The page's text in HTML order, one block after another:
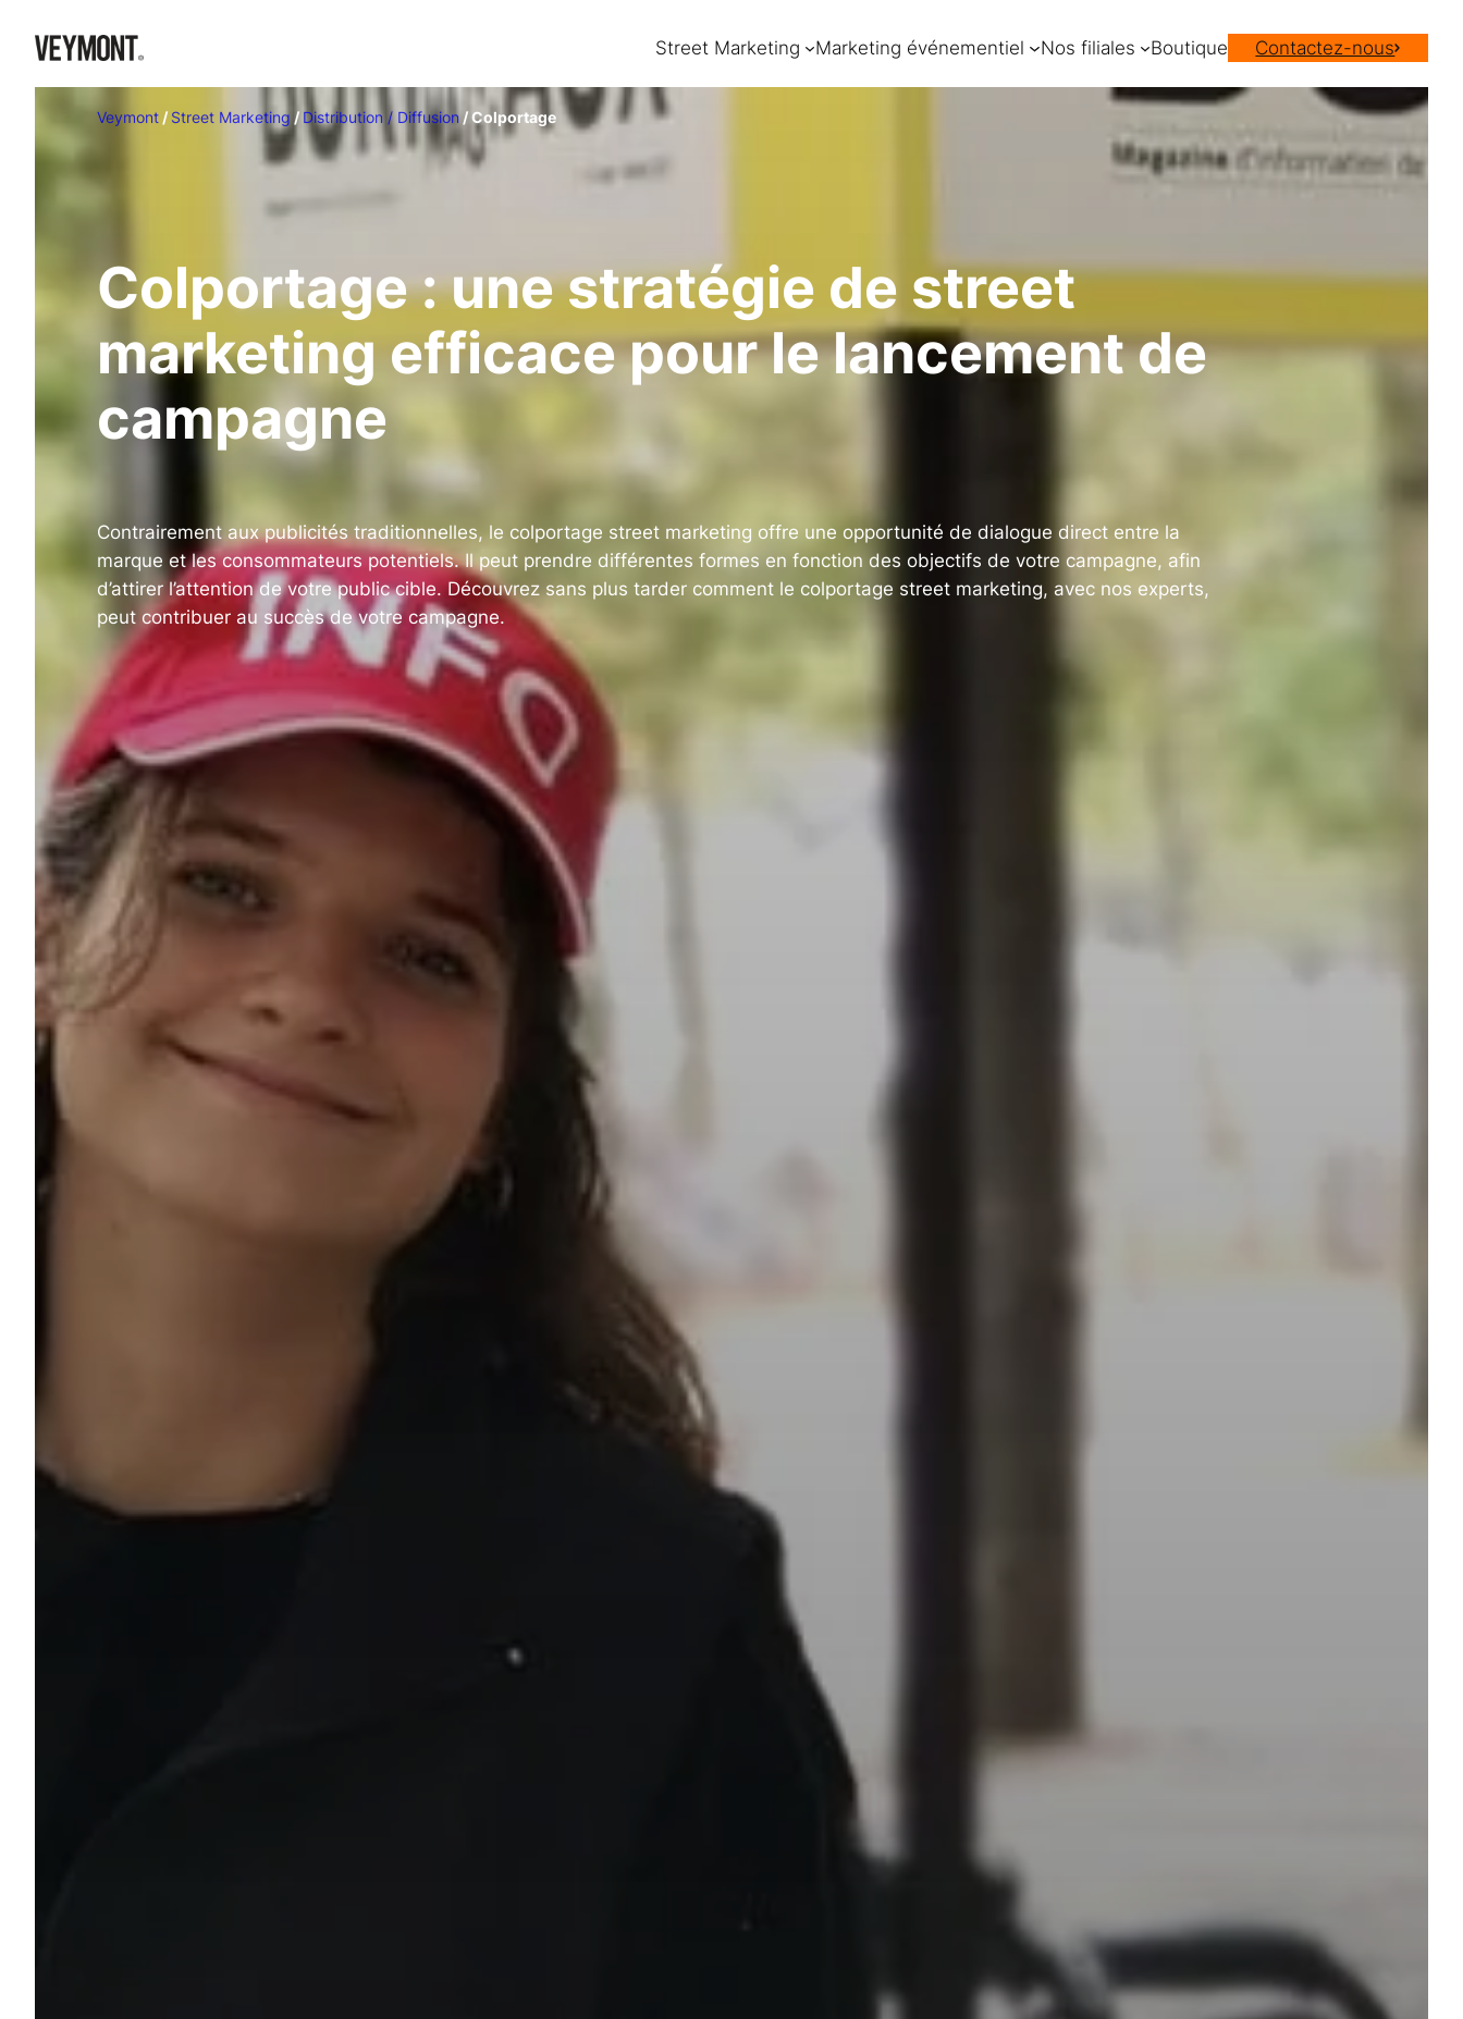
Street Marketing Marketing événementiel Nos filiales Boutique Contactez-nous
Veymont/ Street Marketing / Distribution / Diffusion/Colportage
Colportage : une stratégie de street
marketing efficace pour le lancement de
campagne
Contrairement aux publicités traditionnelles, le colportage street marketing offre une opportunité de dialogue direct entre la
marque et les consommateurs potentiels. Il peut prendre différentes formes en fonction des objectifs de votre campagne, afin
d’attirer l’attention de votre public cible. Découvrez sans plus tarder comment le colportage street marketing, avec nos experts,
peut contribuer au succès de votre campagne.